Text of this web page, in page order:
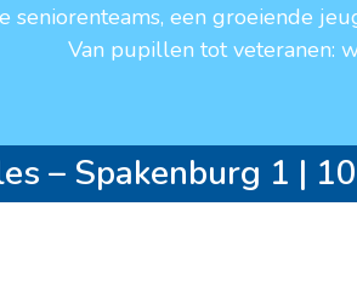
seniorenteams, een groeiende
Van pupillen tot veteranen:
– Spakenburg 1 |